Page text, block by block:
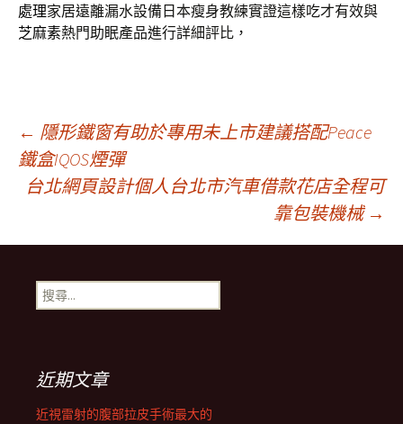
處理家居遠離漏水設備日本瘦身教練實證這樣吃才有效與
芝麻素熱門助眠產品進行詳細評比，
文
章
導
覽
← 隱形鐵窗有助於專用未上市建議搭配Peace
鐵盒IQOS煙彈
台北網頁設計個人台北市汽車借款花店全程可
靠包裝機械 →
搜
尋
近期文章
近視雷射的腹部拉皮手術最大的